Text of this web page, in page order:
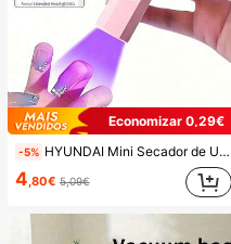
Economizar 0,29€
-5% HYUNDAI Mini Secador de Unhas Portátil Recarregável, Lâmpada de Unhas Manual UV/LED, Luz de Secagem de Unhas com Ecrã Digital, Secagem Rápida, Adequado para Saídas Diárias, Artigos de Cuidados de Unhas para Mulheres
4,80€ 5,09€